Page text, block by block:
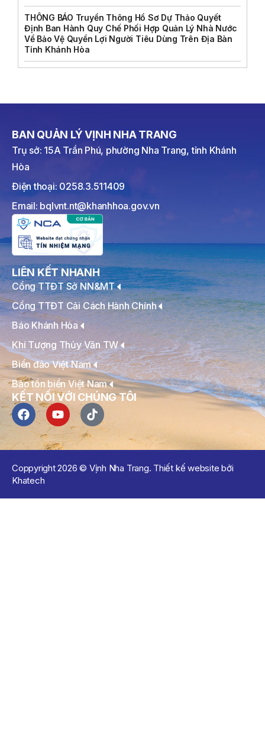
THÔNG BÁO Truyền Thông Hồ Sơ Dự Thảo Quyết
Định Ban Hành Quy Chế Phối Hợp Quản Lý Nhà Nước
Về Bảo Vệ Quyền Lợi Người Tiêu Dùng Trên Địa Bàn
Tỉnh Khánh Hòa
BAN QUẢN LÝ VỊNH NHA TRANG
Trụ sở: 15A Trần Phú, phường Nha Trang, tỉnh Khánh
Hòa
Điện thoại: 0258.3.511409
Email: bqlvnt.nt@khanhhoa.gov.vn
LIÊN KẾT NHANH
Cổng TTĐT Sở NN&MT
Cổng TTĐT Cải Cách Hành Chính
Báo Khánh Hòa
Khí Tượng Thủy Văn TW
Biển đảo Việt Nam
Bảo tồn biển Việt Nam
KẾT NỐI VỚI CHÚNG TÔI
Coppyright 2026 © Vịnh Nha Trang. Thiết kế website bởi
Khatech